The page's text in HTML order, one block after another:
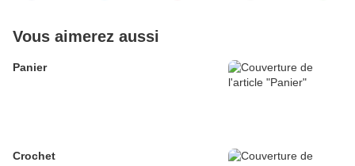
Vous aimerez aussi
Panier
Crochet